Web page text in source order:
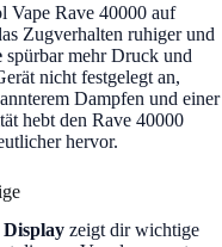
Vape Rave 40000 auf
Zugverhalten ruhiger und
spürbar mehr Druck und
nicht festgelegt an,
Dampfen und einer
hebt den Rave 40000
hervor.
zeigt dir wichtige